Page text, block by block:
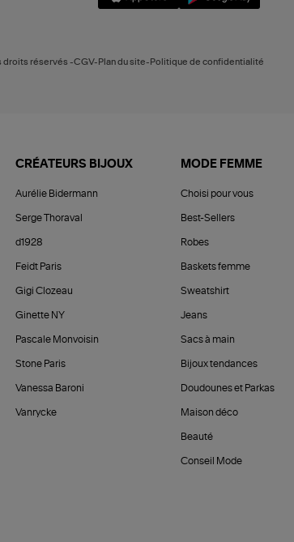
droits réservés -CGV-Plan du site-Politique de confidentialité
CRÉATEURS BIJOUX
Aurélie Bidermann
Serge Thoraval
d1928
Feidt Paris
Gigi Clozeau
Ginette NY
Pascale Monvoisin
Stone Paris
Vanessa Baroni
Vanrycke
MODE FEMME
Choisi pour vous
Best-Sellers
Robes
Baskets femme
Sweatshirt
Jeans
Sacs à main
Bijoux tendances
Doudounes et Parkas
Maison déco
Beauté
Conseil Mode